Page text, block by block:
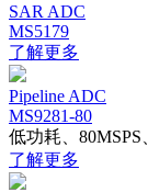
SAR ADC
MS5179
了解更多
Pipeline ADC
MS9281-80
低功耗、
了解更多